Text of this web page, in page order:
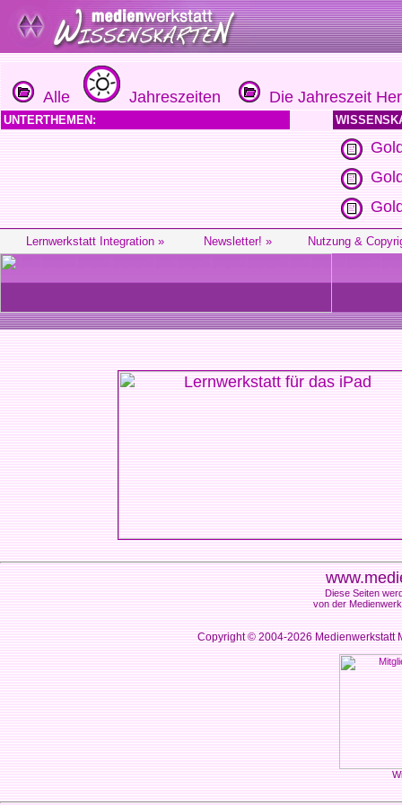
Alle Jahreszeiten Die Jahreszeit
UNTERTHEMEN:
Lernwerkstatt Integration » Newsletter! » Nutzung &
Diese Seiten
von der
Copyright © 2004-2026Medienwerkstatt